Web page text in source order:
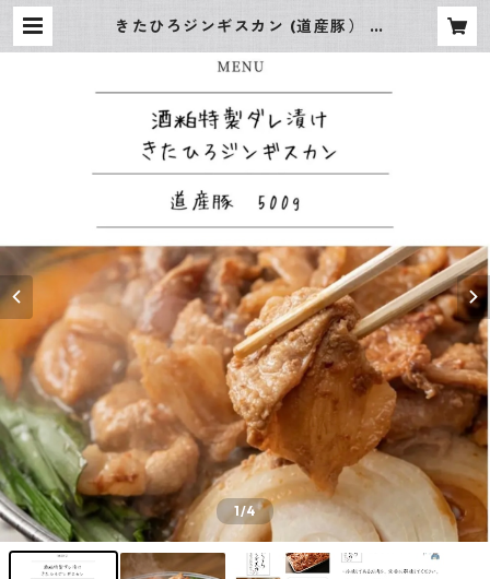
きたひろジンギスカン (道産豚） |
1/4